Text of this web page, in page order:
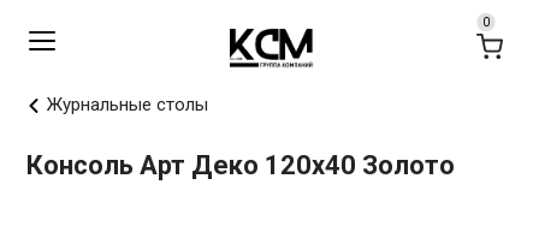
Журнальные столы
Консоль Арт Деко 120х40 Золото